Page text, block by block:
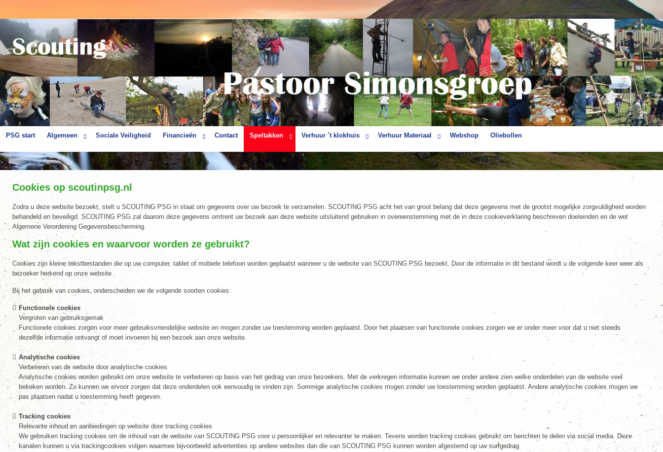
PSG start Algemeen Sociale Veiligheid Financieën Contact Speltakken Verhuur ´t klokhuis Verhuur Materiaal Webshop Oliebollen
Cookies op scoutinpsg.nl
Zodra u deze website bezoekt, stelt u SCOUTING PSG in staat om gegevens over uw bezoek te verzamelen. SCOUTING PSG acht het van groot belang dat deze gegevens met de grootst mogelijke zorgvuldigheid worden
behandeld en beveiligd. SCOUTING PSG zal daarom deze gegevens omtrent uw bezoek aan deze website uitsluitend gebruiken in overeenstemming met de in deze cookieverklaring beschreven doeleinden en de wet
Algemene Verordening Gegevensbescherming.
Wat zijn cookies en waarvoor worden ze gebruikt?
Cookies zijn kleine tekstbestanden die op uw computer, tablet of mobiele telefoon worden geplaatst wanneer u de website van SCOUTING PSG bezoekt. Door de informatie in dit bestand wordt u de volgende keer weer als
bezoeker herkend op onze website .
Bij het gebruik van cookies, onderscheiden we de volgende soorten cookies:
Functionele cookies
Vergroten van gebruiksgemak
Functionele cookies zorgen voor meer gebruiksvriendelijke website en mogen zonder uw toestemming worden geplaatst. Door het plaatsen van functionele cookies zorgen we er onder meer voor dat u niet steeds
dezelfde informatie ontvangt of moet invoeren bij een bezoek aan onze website.
Analytische cookies
Verbeteren van de website door analytische cookies
Analytische cookies worden gebruikt om onze website te verbeteren op basis van het gedrag van onze bezoekers. Met de verkregen informatie kunnen we onder andere zien welke onderdelen van de website veel
bekeken worden. Zo kunnen we ervoor zorgen dat deze onderdelen ook eenvoudig te vinden zijn. Sommige analytische cookies mogen zonder uw toestemming worden geplaatst. Andere analytische cookies mogen we
pas plaatsen nadat u toestemming heeft gegeven.
Tracking cookies
Relevante inhoud en aanbiedingen op website door tracking cookies
We gebruiken tracking cookies om de inhoud van de website van SCOUTING PSG voor u persoonlijker en relevanter te maken. Tevens worden tracking cookies gebruikt om berichten te delen via social media. Deze
kanalen kunnen u via trackingcookies volgen waarmee bijvoorbeeld advertenties op andere websites dan die van SCOUTING PSG kunnen worden afgestemd op uw surfgedrag.